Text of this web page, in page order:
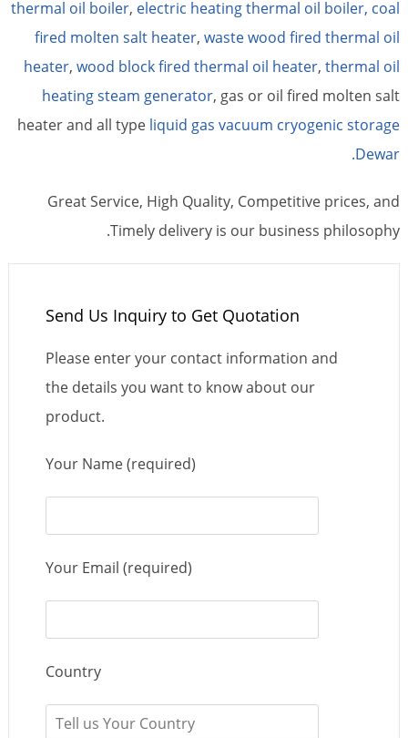
thermal oil boiler, electric heating thermal oil boiler, coal
fired molten salt heater,waste wood fired thermal oil
heater,wood block fired thermal oil heater,thermal oil
heating steam generator, gas or oil fired molten salt
heater and all type liquid gas vacuum cryogenic storage
Dewar.
Great Service, High Quality, Competitive prices, and
Timely delivery is our business philosophy.
Send Us Inquiry to Get Quotation
Please enter your contact information and
the details you want to know about our
product.
Your Name (required)
Your Email (required)
Country